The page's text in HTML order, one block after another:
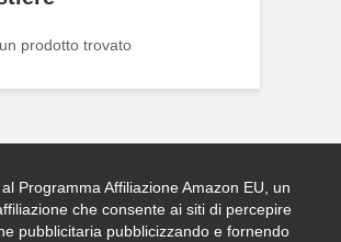
prodotto trovato
Programma Affiliazione Amazon EU, un
che consente ai siti di percepire
pubblicitaria pubblicizzando e fornendo